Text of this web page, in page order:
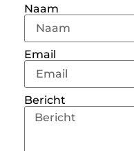
Naam
Email
Bericht